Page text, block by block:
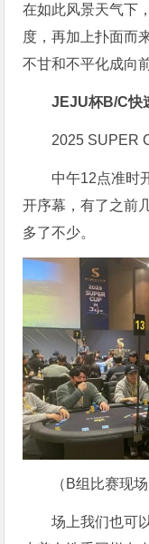
在如此风景天气下
度，再加上扑面而
不甘和不平化成向
JEJU杯B/C快
2025 SUPER
中午12点准时
开序幕，有了之前
多了不少。
（B组比赛现场
场上我们也可